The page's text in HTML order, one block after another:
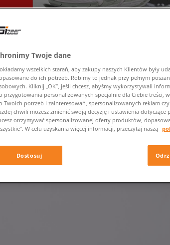
Twoje dane
wszelkich starań, aby zakupy naszych Klientów były
do ich potrzeb. Robimy to jednak przy pełnym
Kliknij „OK”, jeśli chcesz, abyśmy wykorzystywali
przygotowania personalizowanych specjalnie dla Ciebie treści,
Twoich potrzeb i zainteresowań, spersonalizowanych reklam
chwili możesz zmienić swoją decyzję i ustawienia dotyczące
otrzymywać spersonalizowanej oferty produktów,
W celu uzyskania więcej informacji, przeczytaj naszą
Dostosuj